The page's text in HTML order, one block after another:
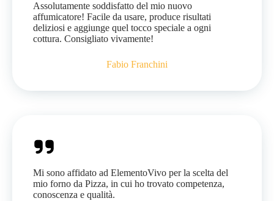
Assolutamente soddisfatto del mio nuovo
affumicatore! Facile da usare, produce risultati
deliziosi e aggiunge quel tocco speciale a ogni
cottura. Consigliato vivamente!
Fabio Franchini
Mi sono affidato ad ElementoVivo per la scelta del
mio forno da Pizza, in cui ho trovato competenza,
conoscenza e qualità.